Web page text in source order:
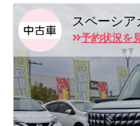
スペーシ
予約状況を